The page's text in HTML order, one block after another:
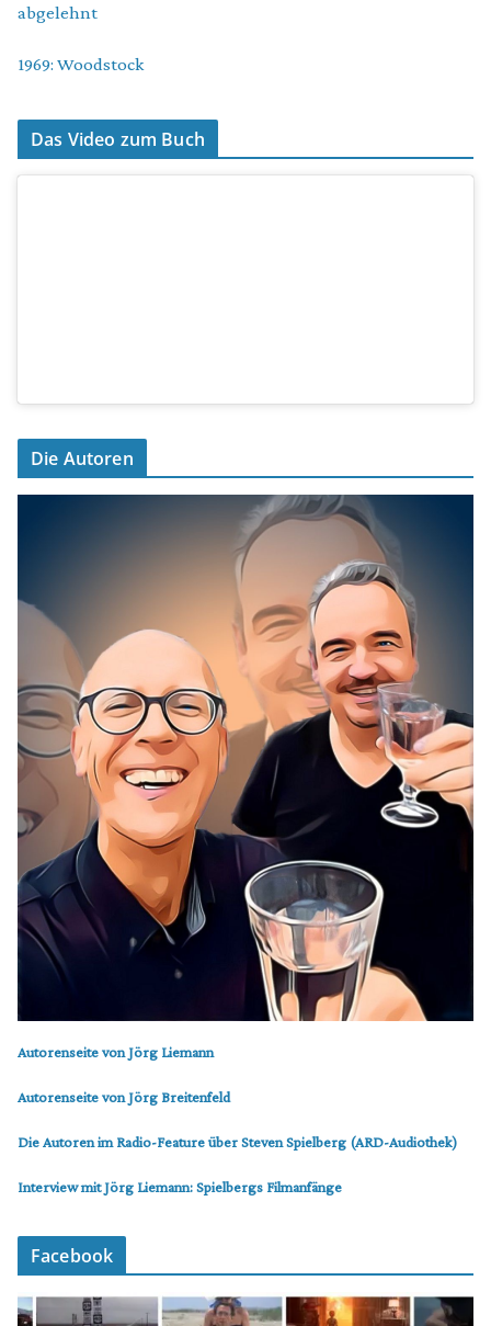
abgelehnt
1969: Woodstock
Das Video zum Buch
Die Autoren
Autorenseite von Jörg Liemann
Autorenseite von Jörg Breitenfeld
Die Autoren im Radio-Feature über Steven Spielberg (ARD-Audiothek)
Interview mit Jörg Liemann: Spielbergs Filmanfänge
Facebook